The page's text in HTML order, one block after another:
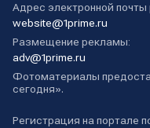
Адрес электронной почты
website@1prime.ru
Размещение рекламы:
adv@1prime.ru
Фотоматериалы
сегодня».
Регистрация на портале